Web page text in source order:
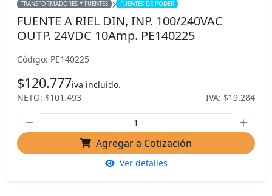
TRANSFORMADORES Y FUENTES FUENTES DE PODER
FUENTE A RIEL DIN, INP. 100/240VAC
OUTP. 24VDC 10Amp. PE140225
Código: PE140225
$120.777iva incluido.
NETO: $101.493
IVA: $19.284
Agregar a Cotización
Ver detalles